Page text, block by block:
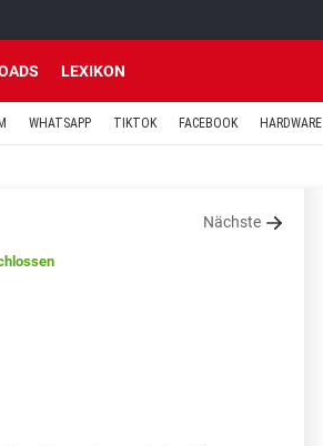
LEXIKON
WHATSAPP TIKTOK FACEBOOK HARDWARE
Nächste